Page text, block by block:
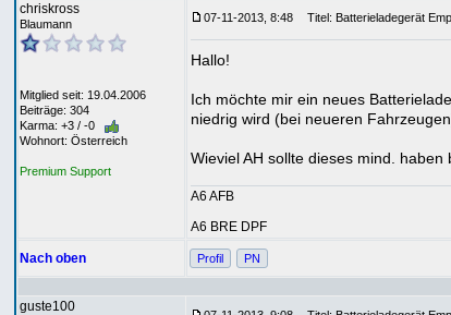
chriskross
Blaumann
Mitglied seit: 19.04.2006
Beiträge: 304
Karma: +3 / -0
Wohnort: Österreich
Premium Support
07-11-2013, 8:48 Titel: Batterieladegerät
Hallo!
Ich möchte mir ein neues
niedrig wird (bei neueren
Wieviel AH sollte dieses mind.
A6 AFB
A6 BRE DPF
Nach oben Profil PN
guste100